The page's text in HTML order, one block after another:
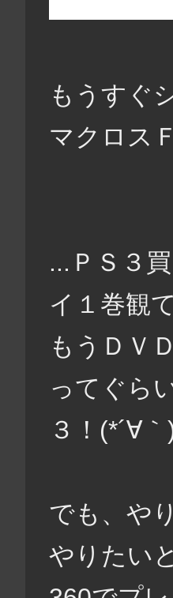
もうすぐ
マクロス
...ＰＳ３
イ１巻観
もうＤＶ
ってぐら
３！(*´∀｀
でも、や
やりたい